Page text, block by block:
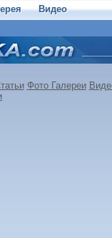
Видео
Фото Галереи